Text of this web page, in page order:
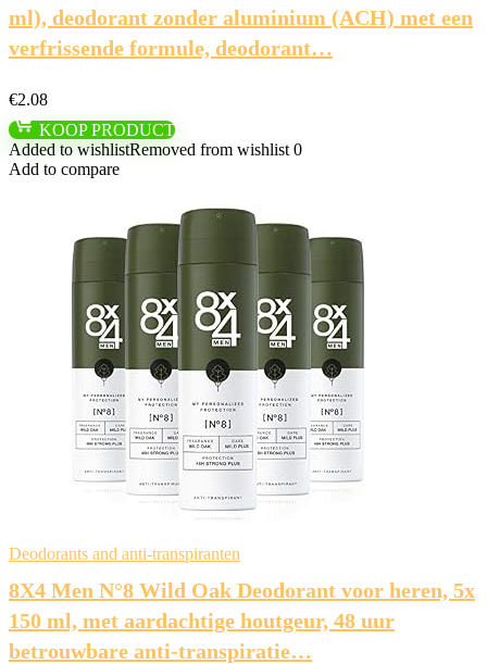
ml), deodorant zonder aluminium (ACH) met een
verfrissende formule, deodorant…
€2.08
KOOP PRODUCT
Added to wishlistRemoved from wishlist 0
Add to compare
Deodorants and anti-transpiranten
8X4 Men N°8 Wild Oak Deodorant voor heren, 5x
150 ml, met aardachtige houtgeur, 48 uur
betrouwbare anti-transpiratie…